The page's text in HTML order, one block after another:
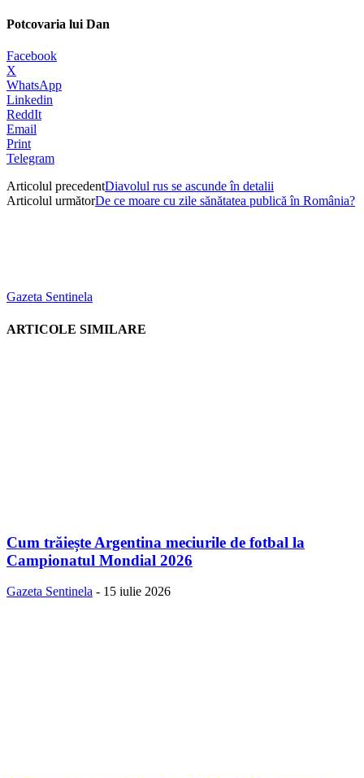
Potcovaria lui Dan
Facebook
X
WhatsApp
Linkedin
ReddIt
Email
Print
Telegram
Articolul precedentDiavolul rus se ascunde în detalii
Articolul următorDe ce moare cu zile sănătatea publică în România?
Gazeta Sentinela
ARTICOLE SIMILARE
Cum trăiește Argentina meciurile de fotbal la
Campionatul Mondial 2026
Gazeta Sentinela - 15 iulie 2026